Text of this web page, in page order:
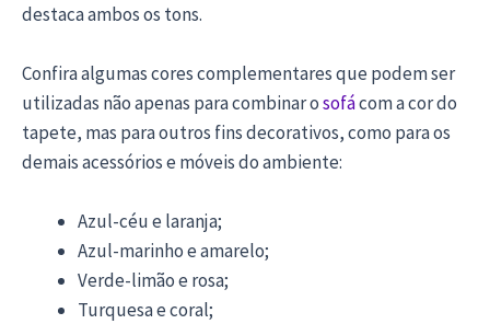
destaca ambos os tons.
Confira algumas cores complementares que podem ser
utilizadas não apenas para combinar osofácom a cor do
tapete, mas para outros fins decorativos, como para os
demais acessórios e móveis do ambiente:
Azul-céu e laranja;
Azul-marinho e amarelo;
Verde-limão e rosa;
Turquesa e coral;